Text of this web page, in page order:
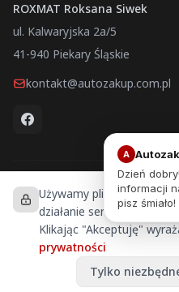
ROXMAT Roksana Siwek
ul. Kalwaryjska 2a/5
41-940 Piekary Śląskie
kontakt@autozakup.com.pl
Autozakup.com.pl © 2026
prawa zastrzeżone
Portal
Wykonanie strony:
Używamy plików cookies,
działanie serwisu,
Klikając "Akceptuję"
prywatności
Tylko
A
Dzień
informacji
pisz śmiało!